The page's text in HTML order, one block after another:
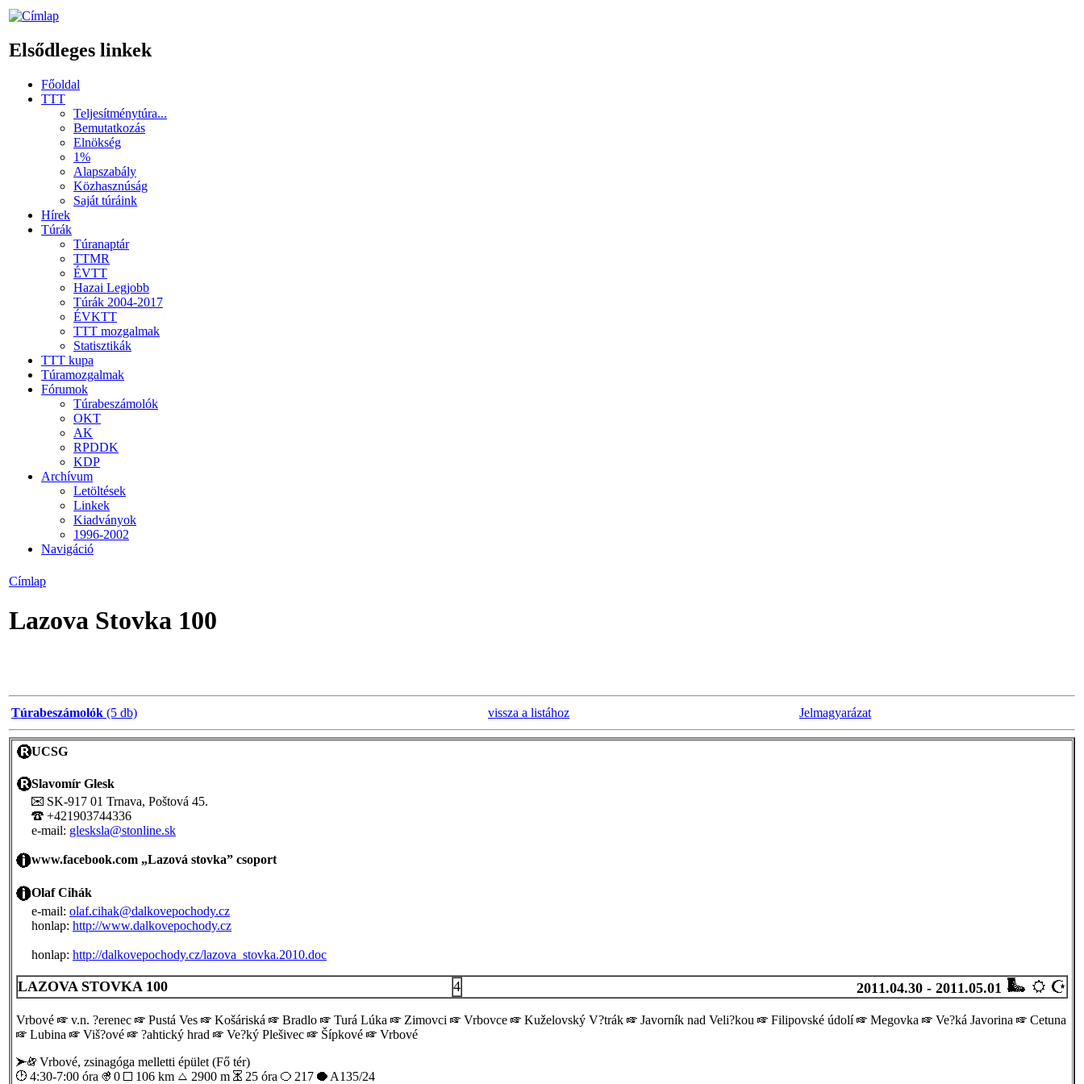
Elsődleges linkek
Főoldal
TTT
Teljesítménytúra...
Bemutatkozás
Elnökség
1%
Alapszabály
Közhasznúság
Saját túráink
Hírek
Túrák
Túranaptár
TTMR
ÉVTT
Hazai Legjobb
Túrák 2004-2017
ÉVKTT
TTT mozgalmak
Statisztikák
TTT kupa
Túramozgalmak
Fórumok
Túrabeszámolók
OKT
AK
RPDDK
KDP
Archívum
Letöltések
Linkek
Kiadványok
1996-2002
Navigáció
Címlap
Lazova Stovka 100
Túrabeszámolók (5 db) vissza a listához Jelmagyarázat
UCSG
Slavomír Glesk
SK-917 01 Trnava, Poštová 45.
+421903744336
e-mail: glesksla@stonline.sk
www.facebook.com „Lazová stovka” csoport
Olaf Cihák
e-mail: olaf.cihak@dalkovepochody.cz
honlap: http://www.dalkovepochody.cz
honlap: http://dalkovepochody.cz/lazova_stovka.2010.doc
LAZOVA STOVKA 100 4 2011.04.30 - 2011.05.01
Vrbové v.n. ?erenec Pustá Ves Košáriská Bradlo Turá Lúka Zimovci Vrbovce Kuželovský V?trák Javorník nad Veli?kou Filipovské údolí Megovka Ve?ká Javorina
Cetuna
Lubina
Viš?ové ?ahtický hrad Ve?ký Plešivec Šípkové
Vrbové
Vrbové, zsinagóga melletti épület (Fő tér)
4:30-7:00 óra
0 106 km 2900 m 25 óra 217 A135/24